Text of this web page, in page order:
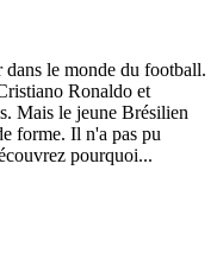
le monde du football.
Ronaldo et
Mais le jeune Brésilien
forme. Il n'a pas pu
pourquoi...